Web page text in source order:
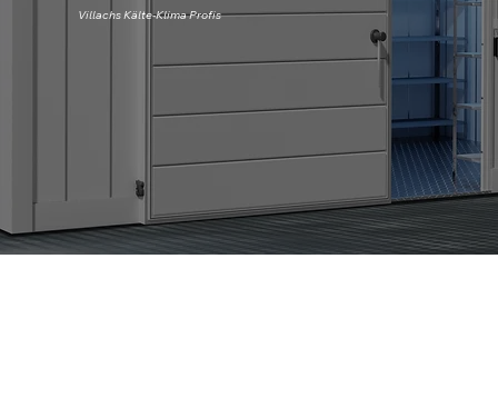
Villachs Kälte-Klima Profis